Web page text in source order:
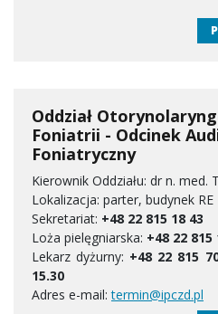
Oddział
Foniatrii - Odcinek
Foniatryczny
Kierownik Oddziału: dr n. med.
Lokalizacja: parter, budynek RE
Sekretariat: +48 22 815 18 43
Loża pielęgniarska: +48 22 815
Lekarz dyżurny: +48 22 815
15.30
Adres e-mail:termin@ipczd.pl